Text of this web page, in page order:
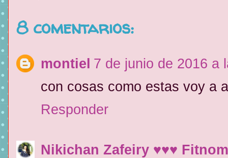
8 comentarios:
montiel 7 de junio de 2016 a
con cosas como estas voy a
Responder
Nikichan Zafeiry ♥♥♥